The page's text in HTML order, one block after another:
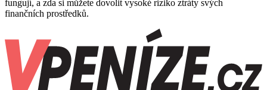
fungují, a zda si můžete dovolit vysoké riziko ztráty svých
finančních prostředků.